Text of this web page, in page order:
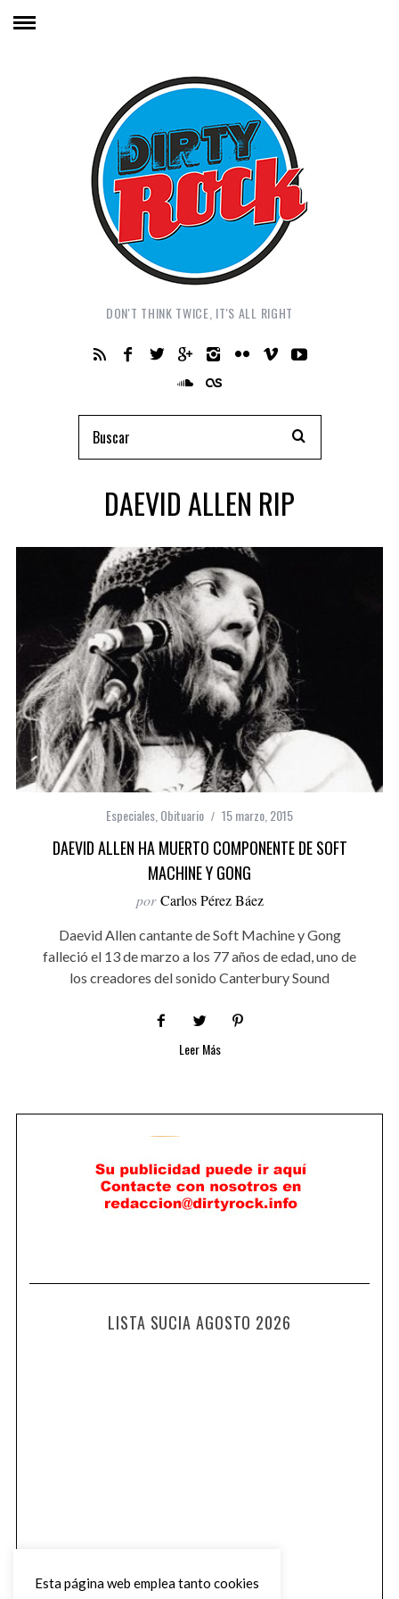
DON'T THINK TWICE, IT'S ALL RIGHT
DAEVID ALLEN RIP
Especiales Obituario 15 marzo, 2015
DAEVID ALLEN HA MUERTO COMPONENTE DE SOFT
MACHINE Y GONG
por Carlos Pérez Báez
Daevid Allen cantante de Soft Machine y Gong
falleció el 13 de marzo a los 77 años de edad, uno de
los creadores del sonido Canterbury Sound
Leer Más
LISTA SUCIA AGOSTO 2026
Esta página web emplea tanto cookies